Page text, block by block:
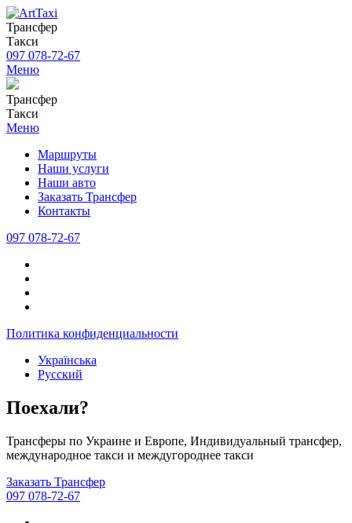
Трансфер
Такси
097 078-72-67
Меню
Трансфер
Такси
Меню
Маршруты
Наши услуги
Наши авто
Заказать Трансфер
Контакты
097 078-72-67
Политика конфиденциальности
Українська
Русский
Поехали?
Трансферы по Украине и Европе, Индивидуальный трансфер,
международное такси и междугороднее такси
Заказать Трансфер
097 078-72-67